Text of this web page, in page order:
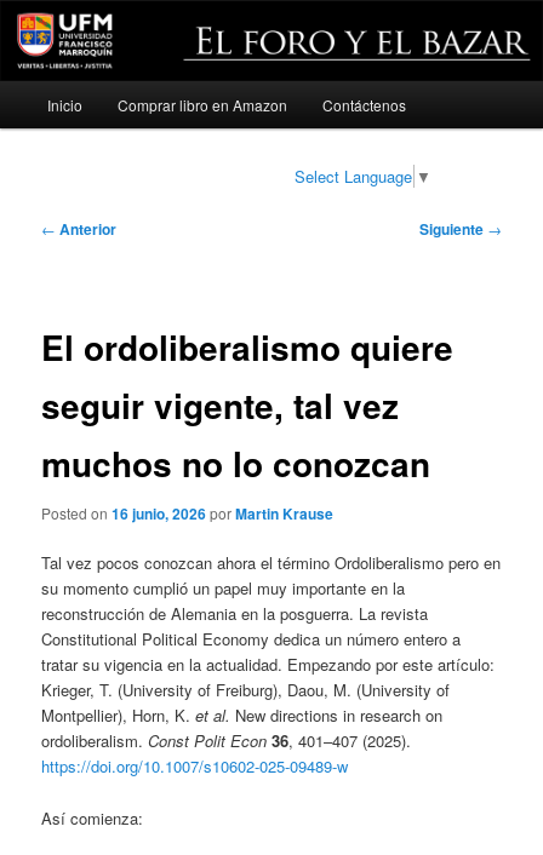
Ir
Inicio Comprar libro en Amazon Contáctenos
Select Language ▼
Navegación
← Anterior Siguiente →
El ordoliberalismo quiere
seguir vigente, tal vez
muchos no lo conozcan
Posted on16 junio, 2026porMartin Krause
Tal vez pocos conozcan ahora el término Ordoliberalismo pero en
su momento cumplió un papel muy importante en la
reconstrucción de Alemania en la posguerra. La revista
Constitutional Political Economy dedica un número entero a
tratar su vigencia en la actualidad. Empezando por este artículo:
Krieger, T. (University of Freiburg), Daou, M. (University of
Montpellier), Horn, K.et al. New directions in research on
ordoliberalism.Const Polit Econ 36, 401–407 (2025).
https://doi.org/10.1007/s10602-025-09489-w
Así comienza: